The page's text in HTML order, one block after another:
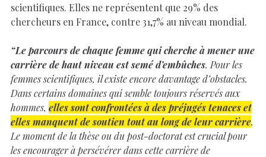
scientifiques. Elles ne représentent que 29% des
chercheurs en France, contre 31,7% au niveau mondial.
“Le parcours de chaque femme qui cherche à mener une
carrière de haut niveau est semé d’embûches. Pour les
femmes scientifiques, il existe encore davantage d’obstacles.
Dans certains domaines qui semble toujours réservés aux
hommes, elles sont confrontées à des préjugés tenaces et
elles manquent de soutien tout au long de leur carrière.
Le moment de la thèse ou du post-doctorat est crucial pour
les encourager à persévérer dans cette carrière de